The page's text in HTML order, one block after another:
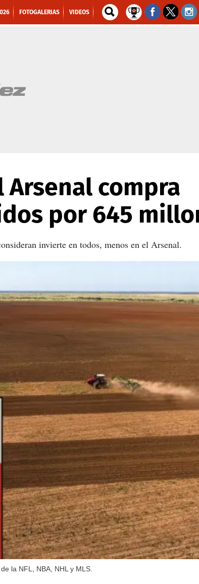
FOTOGALERIAS VIDEOS
compra
por 645
invierte en todos, menos en el Arsenal.
la NFL, NBA, NHL y MLS.